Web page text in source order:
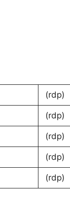
(rdp)
(rdp)
(rdp)
(rdp)
(rdp)